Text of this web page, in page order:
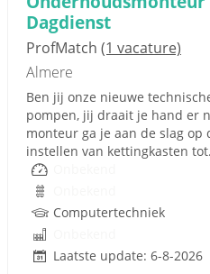
Dagdienst
ProfMatch (1 vacature)
Almere
Ben jij onze nieuwe
pompen, jij draait je hand er
monteur ga je aan de slag op
instellen van kettingkasten
Computertechniek
Laatste update: 6-8-2026